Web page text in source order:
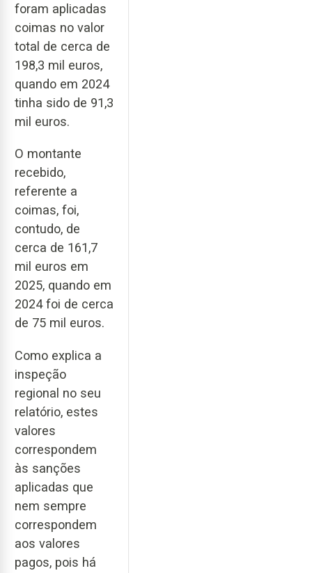
foram aplicadas
coimas no valor
total de cerca de
198,3 mil euros,
quando em 2024
tinha sido de 91,3
mil euros.
O montante
recebido,
referente a
coimas, foi,
contudo, de
cerca de 161,7
mil euros em
2025, quando em
2024 foi de cerca
de 75 mil euros.
Como explica a
inspeção
regional no seu
relatório, estes
valores
correspondem
às sanções
aplicadas que
nem sempre
correspondem
aos valores
pagos, pois há